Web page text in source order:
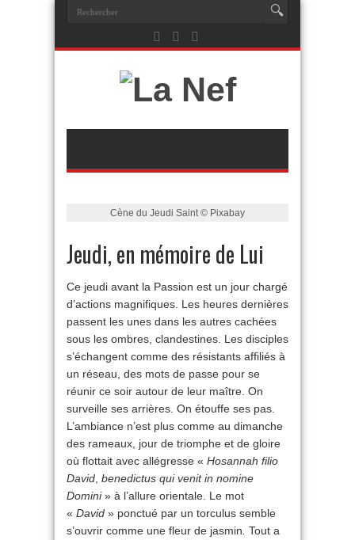
Cène du Jeudi Saint © Pixabay
Jeudi, en mémoire de Lui
Ce jeudi avant la Passion est un jour chargé
d’actions magnifiques. Les heures dernières
passent les unes dans les autres cachées
sous les ombres, clandestines. Les disciples
s’échangent comme des résistants affiliés à
un réseau, des mots de passe pour se
réunir ce soir autour de leur maître. On
surveille ses arrières. On étouffe ses pas.
L’ambiance n’est plus comme au dimanche
des rameaux, jour de triomphe et de gloire
où flottait avec allégresse « Hosannah filio
David benedictus qui venit in nomine
Domini» à l’allure orientale. Le mot
« David » ponctué par un torculus semble
s’ouvrir comme une fleur de jasmin Tout a